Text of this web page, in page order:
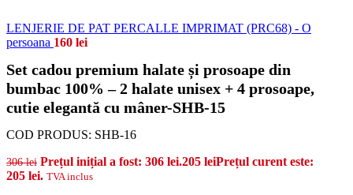
LENJERIE DE PAT PERCALLE IMPRIMAT (PRC68) - O
persoana 160 lei
Set cadou premium halate și prosoape din
bumbac 100% – 2 halate unisex + 4 prosoape,
cutie elegantă cu mâner-SHB-15
COD PRODUS: SHB-16
306lei Prețul inițial a fost: 306 lei.205 leiPrețul curent este:
205 lei. TVA inclus